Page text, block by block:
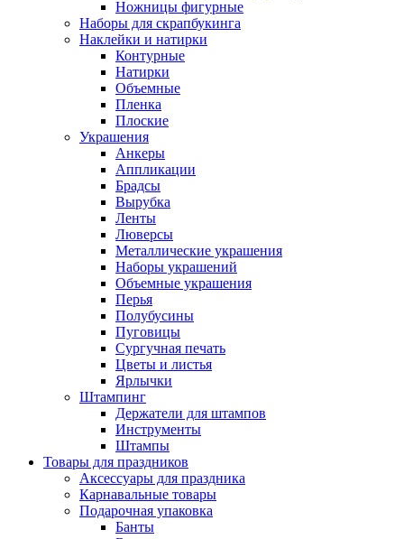
Ножницы фигурные
Наборы для скрапбукинга
Наклейки и натирки
Контурные
Натирки
Объемные
Пленка
Плоские
Украшения
Анкеры
Аппликации
Брадсы
Вырубка
Ленты
Люверсы
Металлические украшения
Наборы украшений
Объемные украшения
Перья
Полубусины
Пуговицы
Сургучная печать
Цветы и листья
Ярлычки
Штампинг
Держатели для штампов
Инструменты
Штампы
Товары для праздников
Аксессуары для праздника
Карнавальные товары
Подарочная упаковка
Банты